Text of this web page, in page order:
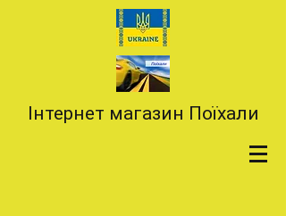
Інтернет магазин Поїхали